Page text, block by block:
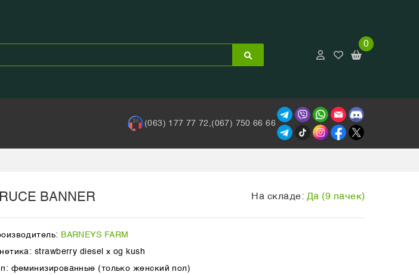
0
(063) 177 77 72, (067) 750 66 66
BANNER На складе: Да (9 пачек)
BARNEYS FARM
strawberry diesel x og kush
феминизированные (только женский пол)